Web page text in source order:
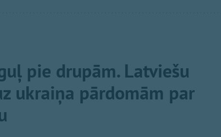
pie drupām. Latviešu
ukraiņa pārdomām par